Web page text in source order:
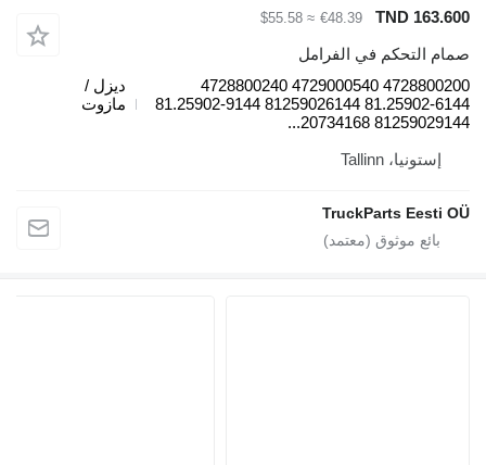
TND
€48.39
≈ $55.58
التحكم في الفرامل
4728800200 4729000540 4728800240
81.25902-6144 81259026144 81.25902-9144
81259029144
ديزل /
مازوت
إستونيا، Tallinn
TruckParts Eesti